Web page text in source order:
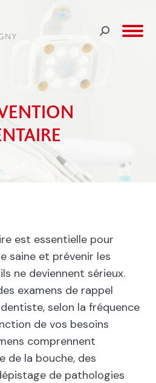
Recherche
est essentielle pour
saine et prévenir les
ne deviennent sérieux.
examens de rappel
selon la fréquence
de vos besoins
comprennent
de la bouche, des
de pathologies